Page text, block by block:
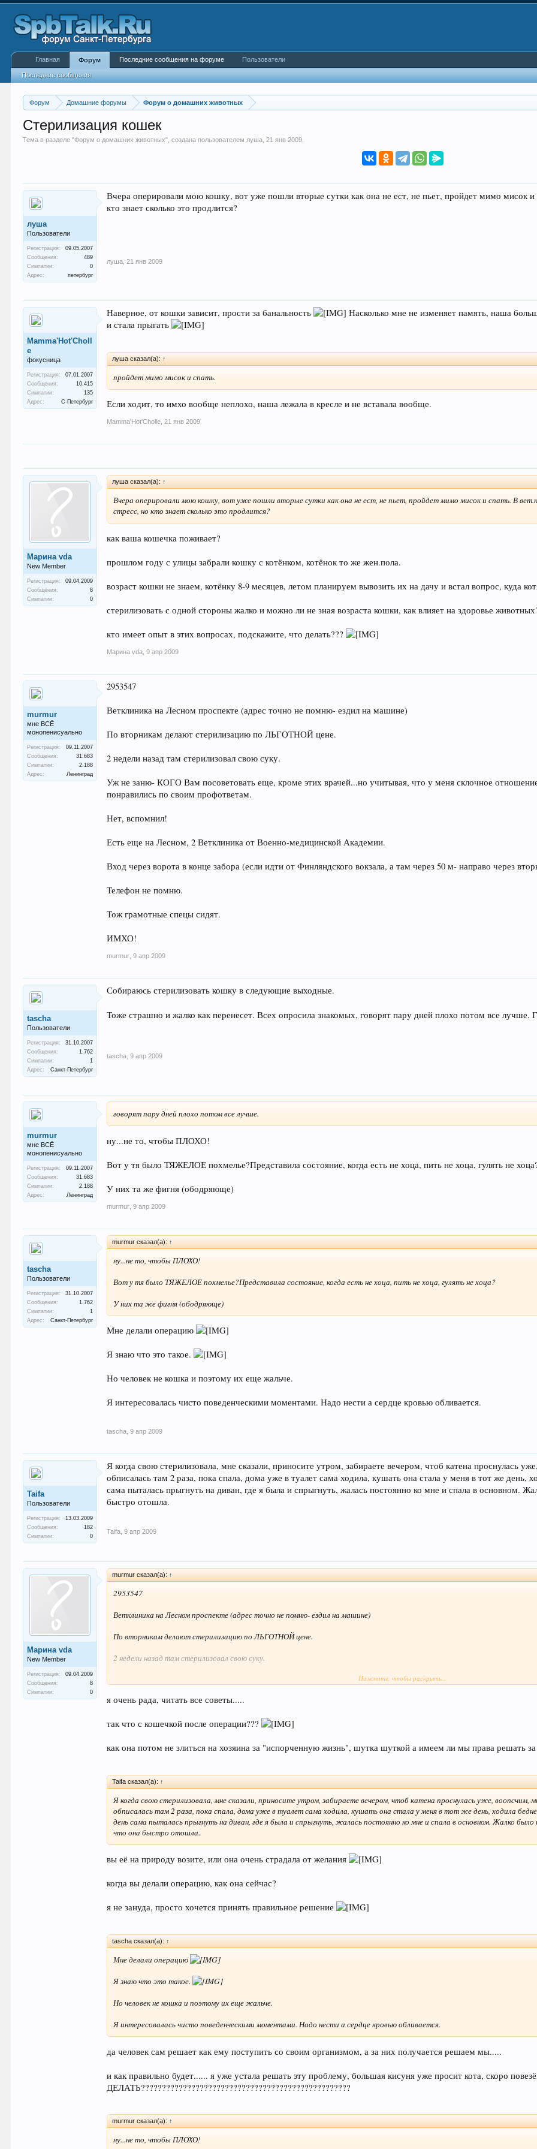
Форум Домашние форумы Форум о домашних животных
Стерилизация кошек
Тема в разделе "Форум о домашних животных", создана пользователем луша ,21 янв 2009
луша
Пользователи
Регистрация:
09.05.2007
Сообщения:
489
Симпатии:
0
Адрес:
петербург
Вчера оперировали мою кошку, вот уже пошли вторые сутки как она не ест, не пьет, пройдет мимо мисок и
кто знает сколько это продлится?
луша 21 янв 2009
Mamma'Hot'Choll
e
фокусница
Регистрация:
07.01.2007
Сообщения:
10.415
Симпатии:
135
Адрес:
С-Петербург
Наверное, от кошки зависит, прости за банальность
Насколько мне не изменяет память, наша
и стала прыгать
луша сказал(а): ↑
пройдет мимо мисок и спать.
Если ходит, то имхо вообще неплохо, наша лежала в кресле и не вставала вообще.
Mamma'Hot'Cholle 21 янв 2009
Марина vda
New Member
Регистрация:
09.04.2009
Сообщения:
8
Симпатии:
0
луша сказал(а): ↑
Вчера оперировали мою кошку, вот уже пошли вторые сутки как она не ест, не пьет, пройдет мимо мисок и спать. В
стресс, но кто знает сколько это продлится?
как ваша кошечка поживает?
прошлом году с улицы забрали кошку с котёнком, котёнок то же жен.пола.
возраст кошки не знаем, котёнку 8-9 месяцев, летом планируем вывозить их на дачу и встал вопрос, куда
стерилизовать с одной стороны жалко и можно ли не зная возраста кошки, как влияет на здоровье
кто имеет опыт в этих вопросах, подскажите, что делать???
Марина vda 9 апр 2009
murmur
мне ВСЁ
монопенисуально
Регистрация:
09.11.2007
Сообщения:
31.683
Симпатии:
2.188
Адрес:
Ленинград
2953547
Ветклиника на Лесном проспекте (адрес точно не помню- ездил на машине)
По вторникам делают стерилизацию по ЛЬГОТНОЙ цене.
2 недели назад там стерилизовал свою суку.
Уж не заню- КОГО Вам посоветовать еще, кроме этих врачей...но учитывая, что у меня склочное
понравились по своим профответам.
Нет, вспомнил!
Есть еще на Лесном, 2 Ветклиника от Военно-медицинской Академии.
Вход через ворота в конце забора (если идти от Финляндского вокзала, а там через 50 м- направо через
Телефон не помню.
Тож грамотные спецы сидят.
ИМХО!
murmur 9 апр 2009
tascha
Пользователи
Регистрация:
31.10.2007
Сообщения:
1.762
Симпатии:
1
Адрес:
Санкт-Петербург
Собираюсь стерилизовать кошку в следующие выходные.
Тоже страшно и жалко как перенесет. Всех опросила знакомых, говорят пару дней плохо потом все
tascha 9 апр 2009
murmur
мне ВСЁ
монопенисуально
Регистрация:
09.11.2007
Сообщения:
31.683
Симпатии:
2.188
Адрес:
Ленинград
говорят пару дней плохо потом все лучше.
ну...не то, чтобы ПЛОХО!
Вот у тя было ТЯЖЕЛОЕ похмелье?Представила состояние, когда есть не хоца, пить не хоца, гулять не
У них та же фигня (ободряюще)
murmur 9 апр 2009
tascha
Пользователи
Регистрация:
31.10.2007
Сообщения:
1.762
Симпатии:
1
Адрес:
Санкт-Петербург
murmur сказал(а): ↑
ну...не то, чтобы ПЛОХО!
Вот у тя было ТЯЖЕЛОЕ похмелье?Представила состояние, когда есть не хоца, пить не хоца, гулять не хоца?
У них та же фигня (ободряюще)
Мне делали операцию
Я знаю что это такое.
Но человек не кошка и поэтому их еще жальче.
Я интересовалась чисто поведенческими моментами. Надо нести а сердце кровью обливается.
tascha 9 апр 2009
Taifa
Пользователи
Регистрация:
13.03.2009
Сообщения:
182
Симпатии:
0
Я когда свою стерилизовала, мне сказали, приносите утром, забираете вечером, чтоб катена проснулась
обписалась там 2 раза, пока спала, дома уже в туалет сама ходила, кушать она стала у меня в тот же день,
сама пыталась прыгнуть на диван, где я была и спрыгнуть, жалась постоянно ко мне и спала в основном.
быстро отошла.
Taifa 9 апр 2009
Марина vda
New Member
Регистрация:
09.04.2009
Сообщения:
8
Симпатии:
0
murmur сказал(а): ↑
2953547
Ветклиника на Лесном проспекте (адрес точно не помню- ездил на машине)
По вторникам делают стерилизацию по ЛЬГОТНОЙ цене.
2 недели назад там стерилизовал свою суку.
Уж не заню- КОГО Вам посоветовать еще, кроме этих врачей...но учитывая, что у меня склочное отношение ко всем, кто
Вход через ворота в конце забора (если идти от Финляндского вокзала, а там через 50 м- направо через вторые ворота.
Телефон не помню.
Тож грамотные спецы сидят.
ИМХО!
Нажмите, чтобы раскрыть...
я очень рада, читать все советы.....
так что с кошечкой после операции???
как она потом не злиться на хозяина за "испорченную жизнь", шутка шуткой а имеем ли мы права решать
Taifa сказал(а): ↑
Я когда свою стерилизовала, мне сказали, приносите утром, забираете вечером, чтоб катена проснулась уже, воопсчим,
обписалась там 2 раза, пока спала, дома уже в туалет сама ходила, кушать она стала у меня в тот же день, ходила
день сама пыталась прыгнуть на диван, где я была и спрыгнуть, жалась постоянно ко мне и спала в основном. Жалко
что она быстро отошла.
вы её на природу возите, или она очень страдала от желания
когда вы делали операцию, как она сейчас?
я не зануда, просто хочется принять правильное решение
tascha сказал(а): ↑
Мне делали операцию
Я знаю что это такое.
Но человек не кошка и поэтому их еще жальче.
Я интересовалась чисто поведенческими моментами. Надо нести а сердце кровью обливается.
да человек сам решает как ему поступить со своим организмом, а за них получается решаем мы.....
и как правильно будет...... я уже устала решать эту проблему, большая кисуня уже просит кота, скоро
ДЕЛАТЬ??????????????????????????????????????????????????
murmur сказал(а): ↑
ну...не то, чтобы ПЛОХО!
Главная Форум
Последние сообщения
Последние сообщения на форуме Пользователи